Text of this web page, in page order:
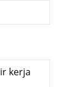
kerja